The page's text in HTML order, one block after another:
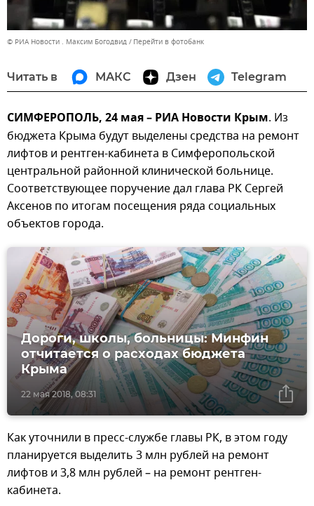
© РИА Новости . Максим Богодвид Перейти в фотобанк
Читать в МАКС Дзен Telegram
СИМФЕРОПОЛЬ, 24 мая – РИА Новости Крым. Из
бюджета Крыма будут выделены средства на ремонт
лифтов и рентген-кабинета в Симферопольской
центральной районной клинической больнице.
Соответствующее поручение дал глава РК Сергей
Аксенов по итогам посещения ряда социальных
объектов города.
22 мая 2018, 08:31
Дороги, школы, больницы: Минфин
отчитается о расходах бюджета
Крыма
Как уточнили в пресс-службе главы РК, в этом году
планируется выделить 3 млн рублей на ремонт
лифтов и 3,8 млн рублей – на ремонт рентген-
кабинета.